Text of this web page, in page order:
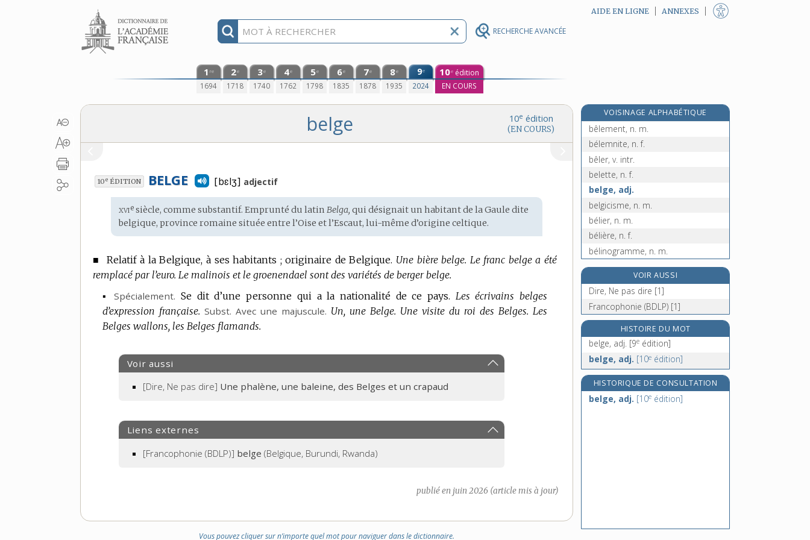
RECHERCHE AVANCÉE
Aller au contenu AIDE EN LIGNE ANNEXES
1 re
1694
2e
1718
3e
1740
4e
1762
5e
1798
6e
1835
7e
1878
8e
1935
9e
2024
10e édition
EN COURS
10e édition
(EN COURS)
belge
10e ÉDITION BELGE [bɛlʒ] adjectif
Étymologie
:
xvie siècle, comme substantif. Emprunté dulatin Belga, qui désignait un habitant de la Gaule dite
belgique, province romaine située entre l’Oise et l’Escaut, lui-même d’origineceltique.
■ Relatif à la Belgique, à ses habitants ; originaire de Belgique. Une bière belge. Le franc belge a été
remplacé par l’euro. Le malinois et le groenendael sont des variétés de berger belge.
▪Spécialement. Se dit d’une personne qui a la nationalité de ce pays. Les écrivains belges
d’expression française. Subst. Avec une majuscule. Un, une Belge. Une visite du roi des Belges. Les
Belges wallons, les Belges flamands.
Voir aussi
[Dire, Ne pas dire] Une phalène, une baleine, des Belges et un crapaud
Liens externes
[Francophonie (BDLP)] belge (Belgique, Burundi, Rwanda)
publié en juin 2026 (article mis à jour)
Vous pouvez cliquer sur n’importe quel mot pour naviguer dans le dictionnaire.
VOISINAGE ALPHABÉTIQUE
bel canto, n. m. sing.
bêlement, n. m.
bélemnite, n. f.
bêler, v. intr.
belette, n. f.
belge, adj.
belgicisme, n. m.
bélier, n. m.
bélière, n. f.
bélinogramme, n. m.
bélinographe, n. m.
bélître, n. m.
bella-dona, n. f. [6eédition]
belladone, n. f.
bellâtre, n. m.
VOIR AUSSI
Dire, Ne pas dire [1]
Francophonie (BDLP) [1]
HISTOIRE DU MOT
belge, adj. [9e édition]
belge, adj. [10e édition]
HISTORIQUE DE CONSULTATION
belge, adj. [10e édition]